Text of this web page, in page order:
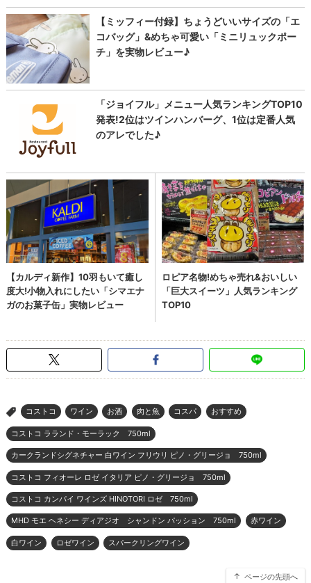
> コストコ ワイン お酒 肉と魚 コスパ おすすめ
コストコ ラランド・モーラック 750ml
カークランドシグネチャー 白ワイン フリウリ ピノ・グリージョ 750ml
コストコ フィオーレ ロゼ イタリア ピノ・グリージョ 750ml
コストコ カンパイ ワインズ HINOTORI ロゼ 750ml
MHD モエ ヘネシー ディアジオ シャンドン パッション 750ml 赤ワイン
白ワイン ロゼワイン スパークリングワイン
ページの先頭へ